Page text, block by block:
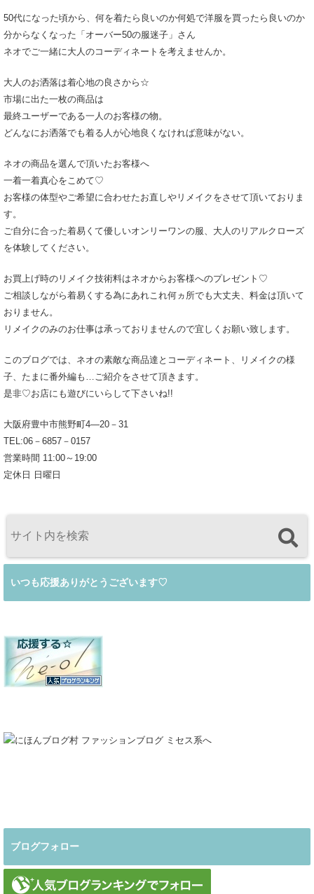
50代になった頃から、何を着たら良いのか何処で洋服を買ったら良いのか
分からなくなった「オーバー50の服迷子」さん
ネオでご一緒に大人のコーディネートを考えませんか。
大人のお洒落は着心地の良さから☆
市場に出た一枚の商品は
最終ユーザーである一人のお客様の物。
どんなにお洒落でも着る人が心地良くなければ意味がない。
ネオの商品を選んで頂いたお客様へ
一着一着真心をこめて♡
お客様の体型やご希望に合わせたお直しやリメイクをさせて頂いておりま
す。
ご自分に合った着易くて優しいオンリーワンの服、大人のリアルクローズ
を体験してください。
お買上げ時のリメイク技術料はネオからお客様へのプレゼント♡
ご相談しながら着易くする為にあれこれ何ヵ所でも大丈夫、料金は頂いて
おりません。
リメイクのみのお仕事は承っておりませんので宜しくお願い致します。
このブログでは、ネオの素敵な商品達とコーディネート、リメイクの様
子、たまに番外編も…ご紹介をさせて頂きます。
是非♡お店にも遊びにいらして下さいね!!
大阪府豊中市熊野町4―20－31
TEL:06－6857－0157
営業時間 11:00～19:00
定休日 日曜日
いつも応援ありがとうございます♡
ブログフォロー